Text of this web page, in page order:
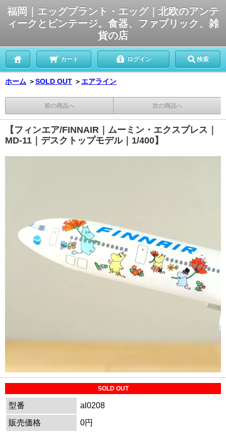
福岡｜エッグプラント・エッグ｜北欧のアンテ
ィークとビンテージ。食器、ファブリック、雑
貨の店
カート ログイン 検索
ホーム ＞SOLD OUT ＞ エアライン
前の商品へ 次の商品へ
【フィンエア/FINNAIR｜ムーミン・エクスプレス｜
MD-11｜デスクトップモデル｜1/400】
SOLD OUT
型番
al0208
販売価格
0円